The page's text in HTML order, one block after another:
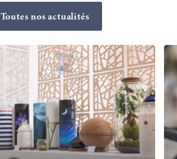
Toutes nos actualités